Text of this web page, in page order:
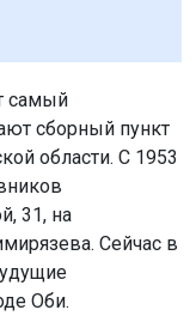
самый
сборный пункт
области. С 1953
31, на
Сейчас в
Оби.